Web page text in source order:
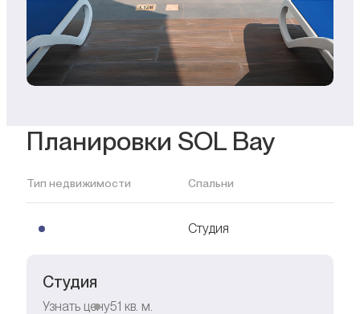
Планировки SOL Bay
Тип недвижимости Спальни
Студия
Студия
Узнать цену51 кв. м.